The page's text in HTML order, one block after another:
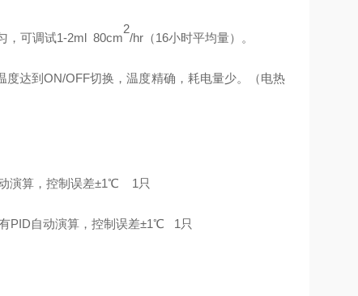
，可调试1-2ml 80cm
2
/hr（16小时平均量）。
达到ON/OFF切换，温度精确，耗电量少。（电热
动演算，控制误差±1℃ 1只
PID自动演算，控制误差±1℃ 1只